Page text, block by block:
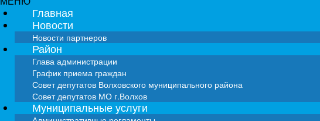
Главная
Новости
Новости партнеров
Район
Глава администрации
График приема граждан
Совет депутатов Волховского муниципального района
Совет депутатов МО г.Волхов
Муниципальные услуги